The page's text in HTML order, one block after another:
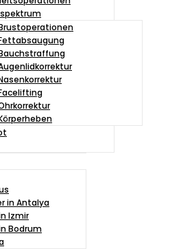
in Antalya
Izmir
Bodrum